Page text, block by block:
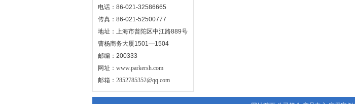
电话：86-021-32586665
传真：86-021-52500777
地址：上海市普陀区中江路889号
曹杨商务大厦1501—1504
邮编：200333
网址： www.parkersh.com
邮箱： 2852785352@qq.com